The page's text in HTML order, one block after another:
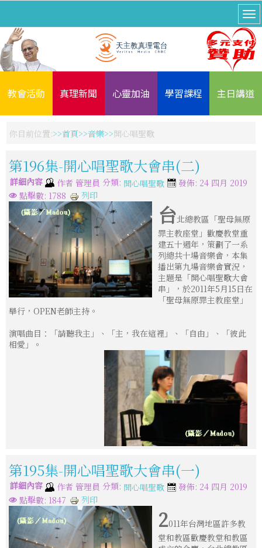
教會活動 真理新聞 心靈加油 學習課程 主日講道
你目前位置: 首頁 音樂 開心唱聖歌
第196集-開心唱聖歌大會串(二)
詳細內容 作者 管理員 分類: 開心唱聖歌
發佈: 24 四月 2019
點擊數: 1788
列印
台北總教區「聖母無原
罪主教座堂」歡慶教堂重
建五十週年，策劃了一系
列總共十場音樂會，本集
播出第九場音樂會實況，
主題是「開心唱聖歌大會
串」，於2011年5月15日在
「聖母無原罪主教座堂」
舉行，OPEN老師主持。
演唱曲目：「請聽我主」、「主，我在這裡」、「自由」、「彼此
相愛」。
第195集-開心唱聖歌大會串(一)
詳細內容 作者 管理員 分類: 開心唱聖歌
發佈: 24 四月 2019
點擊數: 1847
列印
2011年台灣地區許多教
堂和教區歡慶教堂和教區